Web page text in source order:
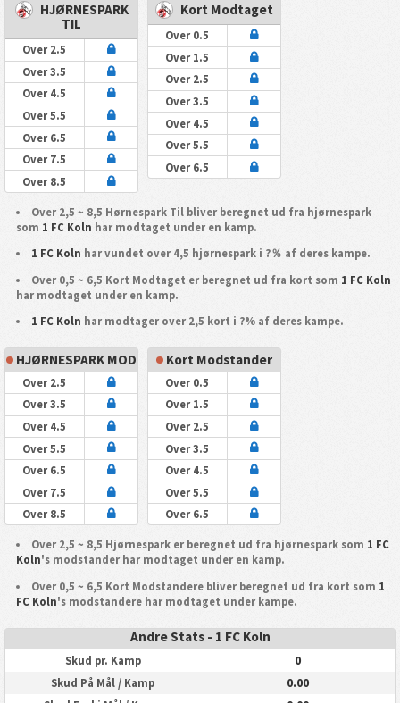
HJØRNESPARK
TIL
Over 2.5
Over 3.5
Over 4.5
Over 5.5
Over 6.5
Over 7.5
Over 8.5
Kort Modtaget
Over 0.5
Over 1.5
Over 2.5
Over 3.5
Over 4.5
Over 5.5
Over 6.5
Over 2,5 ~ 8,5 Hørnespark Til bliver beregnet ud fra hjørnespark
som 1 FC Koln har modtaget under en kamp.
1 FC Koln har vundet over 4,5 hjørnespark i ?％ af deres kampe.
Over 0,5 ~ 6,5 Kort Modtaget er beregnet ud fra kort som 1 FC Koln
har modtaget under en kamp.
1 FC Koln har modtager over 2,5 kort i ?% af deres kampe.
HJØRNESPARK MOD
Over 2.5
Over 3.5
Over 4.5
Over 5.5
Over 6.5
Over 7.5
Over 8.5
Kort Modstander
Over 0.5
Over 1.5
Over 2.5
Over 3.5
Over 4.5
Over 5.5
Over 6.5
Over 2,5 ~ 8,5 Hjørnespark er beregnet ud fra hjørnespark som 1 FC
Koln's modstander har modtaget under en kamp.
Over 0,5 ~ 6,5 Kort Modstandere bliver beregnet ud fra kort som 1
FC Koln's modstandere har modtaget under kampe.
Andre Stats - 1 FC Koln
Skud pr. Kamp 0
Skud På Mål / Kamp 0.00